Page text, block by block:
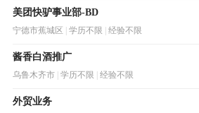
美团快驴事业部-BD
宁德市蕉城区 学历不限 经验不限
酱香白酒推广
乌鲁木齐市 学历不限 经验不限
外贸业务